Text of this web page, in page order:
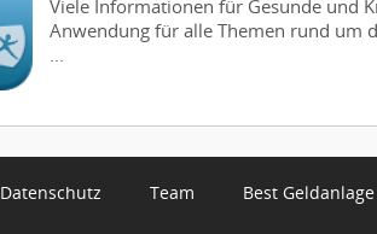
Viele Informationen für Gesunde und
Anwendung für alle Themen rund um
...
Datenschutz Team Best Geldanlage